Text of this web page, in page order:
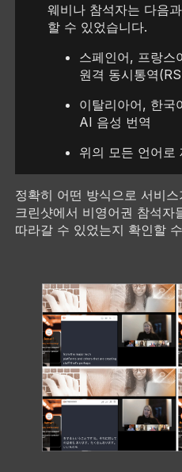
웨비나 참석자는 다음
할 수 있었습니다.
스페인어, 프랑스
원격 동시통역
이탈리아어, 한국
AI 음성 번역
위의 모든 언어로
정확히 어떤 방식으로 서비
크린샷에서 비영어권 참석자
따라갈 수 있었는지 확인할